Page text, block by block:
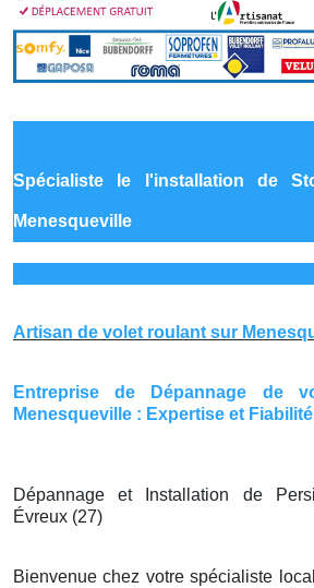
Spécialiste le l'installation de
Menesqueville
Artisan de volet roulant sur
Entreprise de Dépannage de
Menesqueville : Expertise et Fiabilité
Dépannage et Installation de
Évreux (27)
Bienvenue chez votre spécialiste